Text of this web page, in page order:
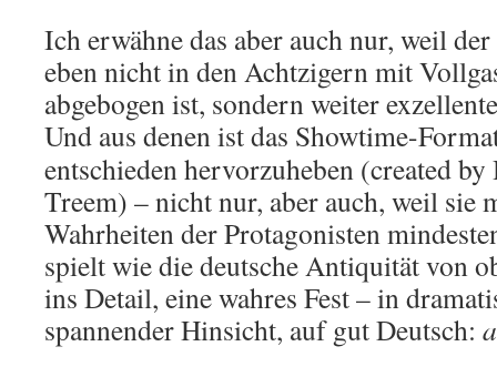
Ich erwähne das aber auch nur, weil
eben nicht in den Achtzigern mit
abgebogen ist, sondern weiter
Und aus denen ist das Showtime-
entschieden hervorzuheben (created
Treem) – nicht nur, aber auch, weil sie
Wahrheiten der Protagonisten
spielt wie die deutsche Antiquität von
ins Detail, eine wahres Fest – in
spannender Hinsicht, auf gut Deutsch: